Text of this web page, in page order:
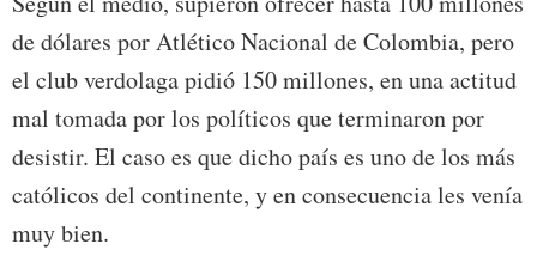
de dólares por Atlético Nacional de Colombia, pero
el club verdolaga pidió 150 millones, en una actitud
mal tomada por los políticos que terminaron por
desistir. El caso es que dicho país es uno de los más
católicos del continente, y en consecuencia les venía
muy bien.